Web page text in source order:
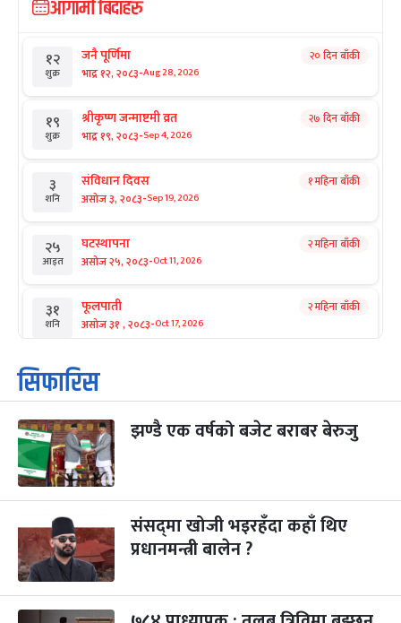
आगामी बिदाहरु
१२
शुक्र
जनै पूर्णिमा
भाद्र १२, २०८३-Aug 28, 2026
२० दिन बाँकी
१९
शुक्र
श्रीकृष्ण जन्माष्टमी व्रत
भाद्र १९, २०८३-Sep 4, 2026
२७ दिन बाँकी
३
शनि
संविधान दिवस
असोज ३, २०८३-Sep 19, 2026
१ महिना बाँकी
२५
आइत
घटस्थापना
असोज २५, २०८३-Oct 11, 2026
२ महिना बाँकी
३१
शनि
फूलपाती
असोज ३१ , २०८३-Oct 17, 2026
२ महिना बाँकी
१
आइत
कार्तिक सङ्क्रान्ति
कार्तिक १, २०८३
३
मंगल
महानवमी
कार्तिक ३, २०८३
२ महिना बाँकी
४
कार्तिक ४, २०८३ Oct 21, 2026
५
बिहि
पापा‌ङ्कुशा एकादशी व्रत
कार्तिक ५, २०८३
सिफारिस
झण्डै एक वर्षको बजेट बराबर बेरुजु
संसद्‌मा खोजी भइरहँदा कहाँ थिए
प्रधानमन्त्री बालेन ?